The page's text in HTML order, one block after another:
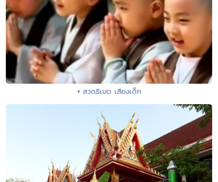
• สวดธิเบต เสียงเด็ก